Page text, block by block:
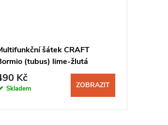
šátek CRAFT
(tubus) lime-žlutá
Kč
Skladem ZOBRAZIT